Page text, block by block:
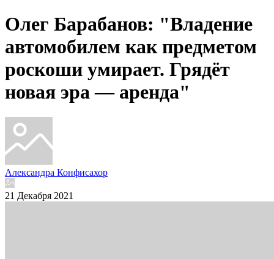
Олег Барабанов: "Владение
автомобилем как предметом
роскоши умирает. Грядёт
новая эра — аренда"
Александра Конфисахор
21 Декабря 2021